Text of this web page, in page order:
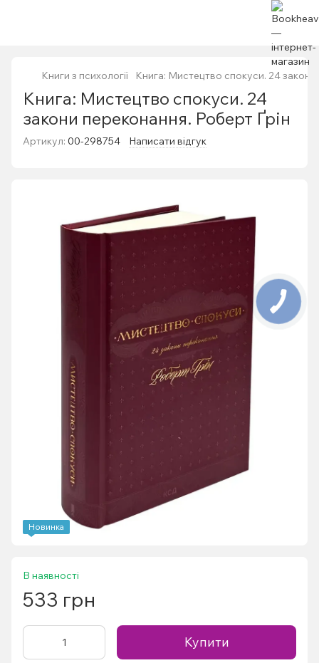
Книги з психології Книга: Мистецтво спокуси. 24
Книга: Мистецтво спокуси. 24
закони переконання. Роберт Ґрін
Артикул: 00-298754 Написати відгук
Новинка
В наявності
533 грн
Купити